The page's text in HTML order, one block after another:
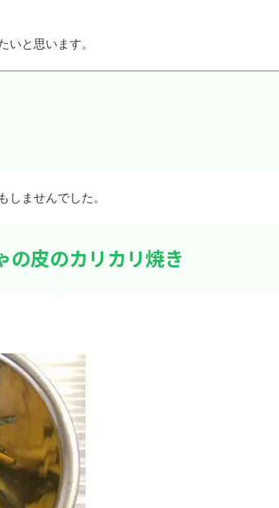
と思います。
ませんでした。
の皮のカリカリ焼き